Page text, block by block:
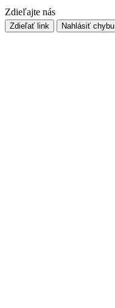
Zdieľajte nás
Zdieľať link Nahlásiť chybu